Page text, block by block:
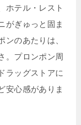
ホテル・レスト
がぎゅっと固ま
ンのあたりは、
。プロンポン周
ラッグストアに
安心感がありま